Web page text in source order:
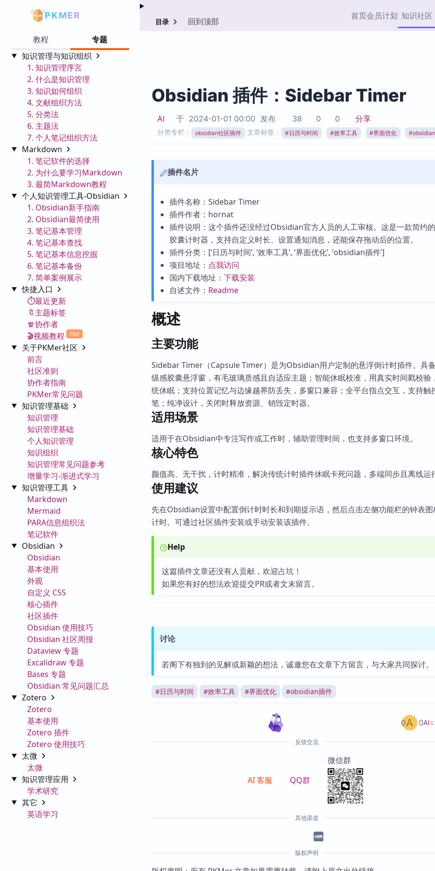
PKMER 首页会员计划 知识社区
协作者
热门链接 Top5
加速访问 Obsidian 官方
市场
插件
教程
专题
知识管理与知识组织
1. 知识管理序言
2. 什么是知识管理
3. 知识如何组织
4. 文献组织方法
5. 分类法
6. 主题法
7. 个人笔记组织方法
Markdown
1. 笔记软件的选择
2. 为什么要学习Markdown
3. 最简Markdown教程
个人知识管理工具-Obsidian
1. Obsidian新手指南
2. Obsidian最简使用
3. 笔记基本管理
4. 笔记基本查找
5. 笔记基本信息挖掘
6. 笔记基本备份
7. 简单案例展示
快捷入口
⏱️最近更新
🔖主题标签
🧣协作者
🎬视频教程
Hot
关于PKMer社区
前言
社区准则
协作者指南
PKMer常见问题
知识管理基础
知识管理
知识管理基础
个人知识管理
知识组织
知识管理常见问题参考
增量学习-渐进式学习
知识管理工具
Markdown
Mermaid
PARA信息组织法
笔记软件
Obsidian
Obsidian
基本使用
外观
自定义 CSS
核心插件
社区插件
Obsidian 使用技巧
Obsidian 社区周报
Dataview 专题
Excalidraw 专题
Bases 专题
Obsidian 常见问题汇总
Zotero
Zotero
基本使用
Zotero 插件
Zotero 使用技巧
太微
太微
知识管理应用
学术研究
其它
英语学习
目录 回到顶部
Obsidian 插件：Sidebar Timer
AI 于 2024-01-01 00:00 发布 38 0 0 分享
分类专栏： obsidian社区插件 文章标签： #日历与时间 #效率工具 #界面优化 #
插件名片
插件名称：Sidebar Timer
插件作者：hornat
插件说明：这个插件还没经过Obsidian官方人员的人工审核。这是一款简约
胶囊计时器，支持自定义时长、设置通知消息，还能保存拖动后的位置。
插件分类：[‘日历与时间’, ‘效率工具’, ‘界面优化’, ‘obsidian插件’]
项目地址： 点我访问
国内下载地址： 下载安装
自述文件： Readme
概述
主要功能
Sidebar Timer（Capsule Timer）是为Obsidian用户定制的悬浮倒计时插件。具
级感胶囊悬浮窗，有毛玻璃质感且自适应主题；智能休眠校准，用真实时间戳校验
统休眠；支持位置记忆与边缘越界防丢失，多窗口兼容；全平台指点交互，支持触
笔；纯净设计，关闭时释放资源、销毁定时器。
适用场景
适用于在Obsidian中专注写作或工作时，辅助管理时间，也支持多窗口环境。
核心特色
颜值高、无干扰，计时精准，解决传统计时插件休眠卡死问题，多端同步且离线运
使用建议
先在Obsidian设置中配置倒计时时长和到期提示语，然后点击左侧功能栏的钟表图
计时。可通过社区插件安装或手动安装该插件。
Help
这篇插件文章还没有人贡献，欢迎占坑！
如果您有好的想法欢迎提交PR或者文末留言。
讨论
若阁下有独到的见解或新颖的想法，诚邀您在文章下方留言，与大家共同探讨。
#日历与时间 #效率工具 #界面优化 #obsidian插件
AI
0 0
反馈交流
AI 客服 QQ群
微信群
其他渠道
版权声明